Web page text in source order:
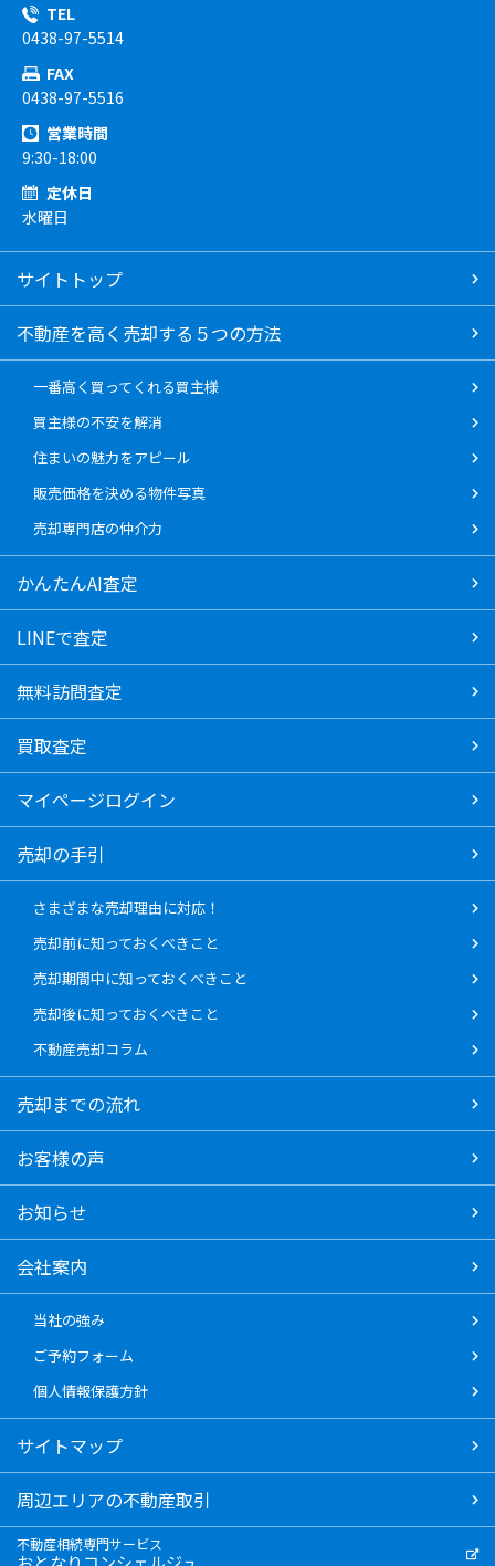
TEL
0438-97-5514
FAX
0438-97-5516
営業時間
9:30-18:00
定休日
水曜日
サイトトップ
不動産を高く売却する５つの方法
一番高く買ってくれる買主様
買主様の不安を解消
住まいの魅力をアピール
販売価格を決める物件写真
売却専門店の仲介力
かんたんAI査定
LINEで査定
無料訪問査定
買取査定
マイページログイン
売却の手引
さまざまな売却理由に対応！
売却前に知っておくべきこと
売却期間中に知っておくべきこと
売却後に知っておくべきこと
不動産売却コラム
売却までの流れ
お客様の声
お知らせ
会社案内
当社の強み
ご予約フォーム
個人情報保護方針
サイトマップ
周辺エリアの不動産取引
不動産相続専門サービス